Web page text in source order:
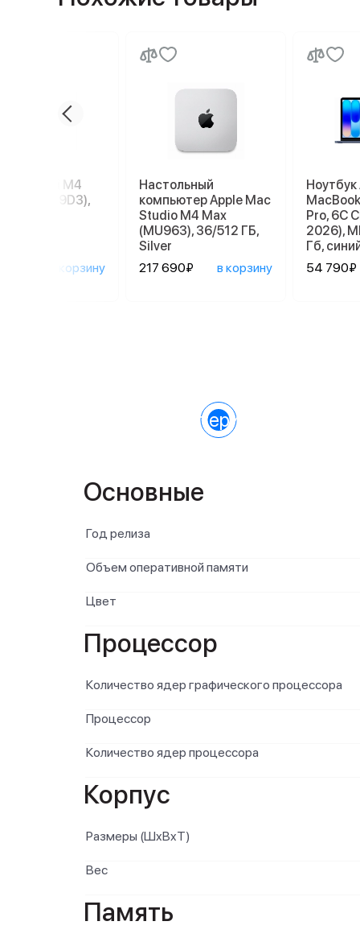
Mac mini M4
ГБ (MU9D3),
в корзину
Настольный
компьютер Apple Mac
Studio M4 Max
(MU963), 36/512 ГБ,
Silver
217 690₽
в корзину
Ноутбук
Pro, 6C
2026),
Гб,
54 790₽
Характеристики
Основные
Год релиза
Объем оперативной памяти
Цвет
Процессор
Количество ядер графического процессора
Процессор
Количество ядер процессора
Корпус
Размеры (ШxВxТ)
Вес
Память